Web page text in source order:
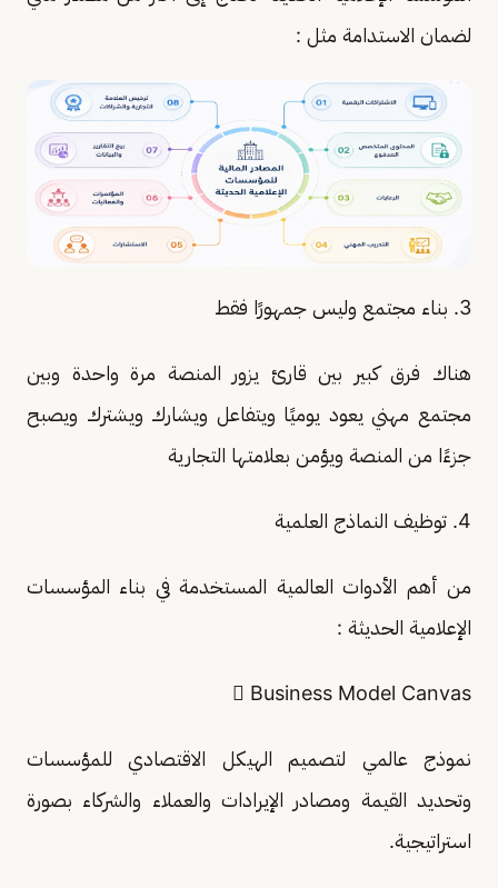
لضمان الاستدامة مثل :
3. بناء مجتمع وليس جمهورًا فقط
هناك فرق كبير بين قارئ يزور المنصة مرة واحدة وبين
مجتمع مهني يعود يوميًا ويتفاعل ويشارك ويشترك ويصبح
جزءًا من المنصة ويؤمن بعلامتها التجارية
4. توظيف النماذج العلمية
من أهم الأدوات العالمية المستخدمة في بناء المؤسسات
الإعلامية الحديثة :
 Business Model Canvas
نموذج عالمي لتصميم الهيكل الاقتصادي للمؤسسات
وتحديد القيمة ومصادر الإيرادات والعملاء والشركاء بصورة
استراتيجية.